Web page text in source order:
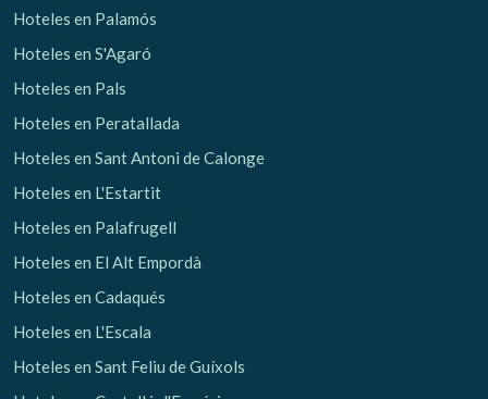
Hoteles en Palamós
Hoteles en S'Agaró
Hoteles en Pals
Hoteles en Peratallada
Hoteles en Sant Antoni de Calonge
Hoteles en L'Estartit
Hoteles en Palafrugell
Hoteles en El Alt Empordà
Hoteles en Cadaqués
Hoteles en L'Escala
Hoteles en Sant Feliu de Guíxols